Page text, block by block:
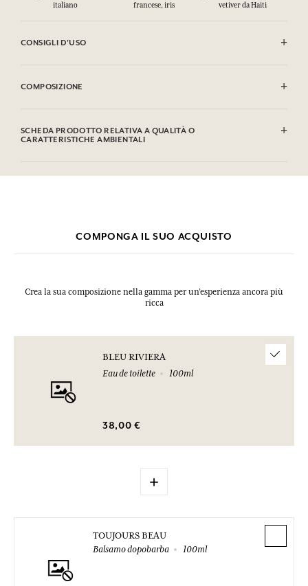
italiano
francese, iris
vetiver da Haiti
CONSIGLI D'USO
COMPOSIZIONE
Limonene, Linalool, Citronellol, Alpha-Isomethyl lonone, Citral,
Coumarin, Geraniol.
SCHEDA PRODOTTO RELATIVA A QUALITÀ O
CARATTERISTICHE AMBIENTALI
Si prega di consultare le qualità o le caratteristiche ambientali
COMPONGA IL SUO ACQUISTO
Crea la sua composizione nella gamma per un’esperienza ancora più
ricca
BLEU RIVIERA
Eau de toilette
100ml
38,00 €
+
TOUJOURS BEAU
Balsamo dopobarba
100ml